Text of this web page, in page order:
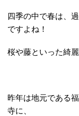
四季の中で春は、
ですよね！
桜や藤といった綺
昨年は地元である
寺に、